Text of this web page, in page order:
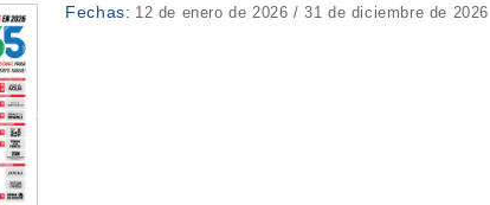
Fechas: 12 de enero de 2026 / 31 de diciembre de 2026